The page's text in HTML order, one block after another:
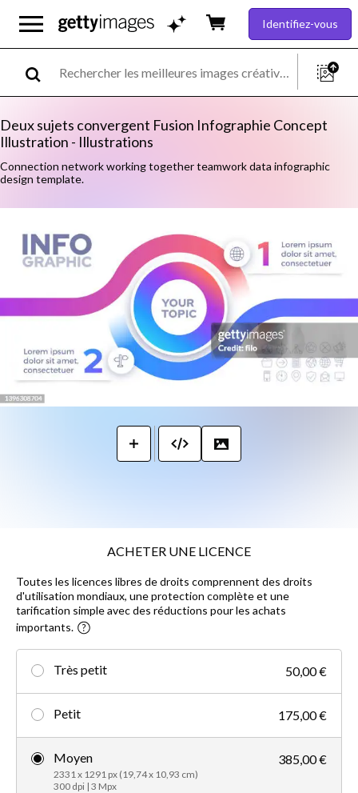
Identifiez-vous
Deux sujets convergent Fusion Infographie Concept
Illustration - Illustrations
Connection network working together teamwork data infographic
design template.
ACHETER UNE LICENCE
Toutes les licences libres de droits comprennent des droits
d'utilisation mondiaux, une protection complète et une
tarification simple avec des réductions pour les achats
importants.
Très petit 50,00 €
Petit 175,00 €
Moyen
2331 x 1291 px (19,74 x 10,93 cm)
300 dpi | 3 Mpx
385,00 €